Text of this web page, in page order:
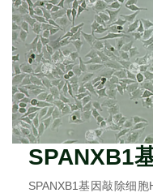
SPANXB1
SPANXB1基因敲除细